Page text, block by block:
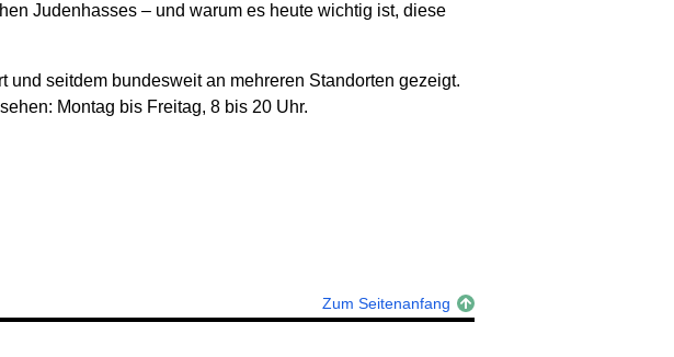
Judenhasses – und warum es heute wichtig ist, diese
seitdem bundesweit an mehreren Standorten gezeigt.
Montag bis Freitag, 8 bis 20 Uhr.
Zum Seitenanfang